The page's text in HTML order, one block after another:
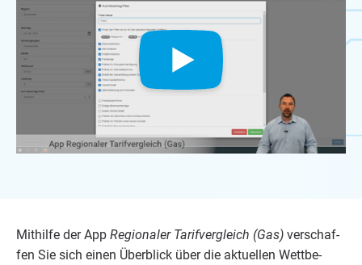
Mit­hil­fe der App Regio­na­ler Tarif­ver­gleich (Gas) ver­schaf­
fen Sie sich einen Über­blick über die aktu­el­len Wett­be­